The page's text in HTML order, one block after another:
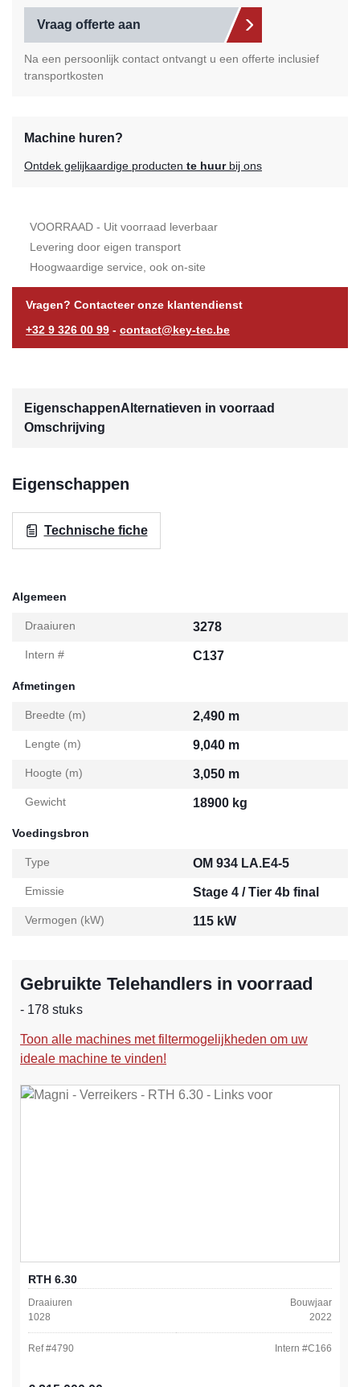
Vraag offerte aan
Na een persoonlijk contact ontvangt u een offerte inclusief
transportkosten
Machine huren?
Ontdek gelijkaardige producten te huurbij ons
VOORRAAD - Uit voorraad leverbaar
Levering door eigen transport
Hoogwaardige service, ook on-site
Vragen? Contacteer onze klantendienst
+32 9 326 00 99 - contact@key-tec.be
EigenschappenAlternatieven in voorraad
Omschrijving
Eigenschappen
Technische fiche
Algemeen
Draaiuren 3278
Intern # C137
Afmetingen
Breedte (m) 2,490 m
Lengte (m) 9,040 m
Hoogte (m) 3,050 m
Gewicht 18900 kg
Voedingsbron
Type OM 934 LA.E4-5
Emissie Stage 4 / Tier 4b final
Vermogen (kW) 115 kW
Gebruikte Telehandlers in voorraad
- 178 stuks
Toon alle machines met filtermogelijkheden om uw
ideale machine te vinden!
RTH 6.30
Draaiuren
1028
Bouwjaar
2022
Ref #4790 Intern #C166